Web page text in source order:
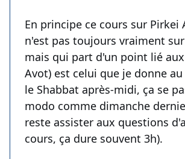
En principe ce cours sur Pirkei
n'est pas toujours vraiment
mais qui part d'un point lié
Avot) est celui que je donne
le Shabbat après-midi, ça se
modo comme dimanche
reste assister aux questions
cours, ça dure souvent 3h).